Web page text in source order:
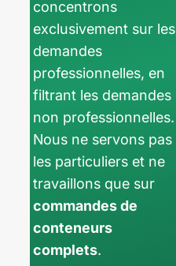
concentrons
exclusivement sur les
demandes
professionnelles, en
filtrant les demandes
non professionnelles.
Nous ne servons pas
les particuliers et ne
travaillons que sur
commandes de
conteneurs
complets.